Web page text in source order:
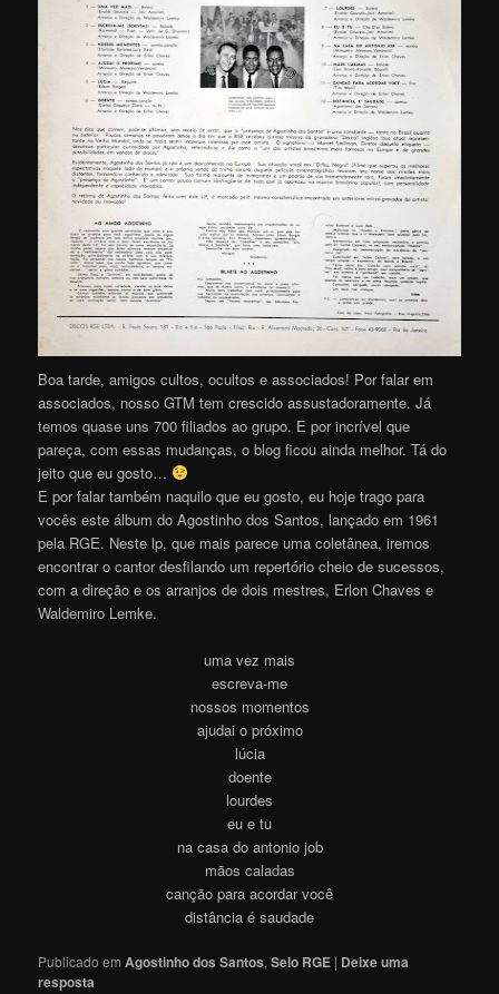
Boa tarde, amigos cultos, ocultos e associados! Por falar em
associados, nosso GTM tem crescido assustadoramente. Já
temos quase uns 700 filiados ao grupo. E por incrível que
pareça, com essas mudanças, o blog ficou ainda melhor. Tá do
jeito que eu gosto…
E por falar também naquilo que eu gosto, eu hoje trago para
vocês este álbum do Agostinho dos Santos, lançado em 1961
pela RGE. Neste lp, que mais parece uma coletânea, iremos
encontrar o cantor desfilando um repertório cheio de sucessos,
com a direção e os arranjos de dois mestres, Erlon Chaves e
Waldemiro Lemke.
uma vez mais
escreva-me
nossos momentos
ajudai o próximo
lúcia
doente
lourdes
eu e tu
na casa do antonio job
mãos caladas
canção para acordar você
distância é saudade
Publicado em Agostinho dos Santos,Selo RGE | Deixe uma
resposta